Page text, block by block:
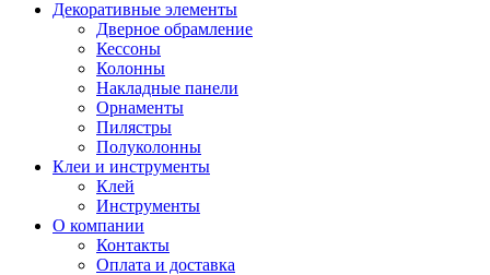
Декоративные элементы
Дверное обрамление
Кессоны
Колонны
Накладные панели
Орнаменты
Пилястры
Полуколонны
Клеи и инструменты
Клей
Инструменты
О компании
Контакты
Оплата и доставка